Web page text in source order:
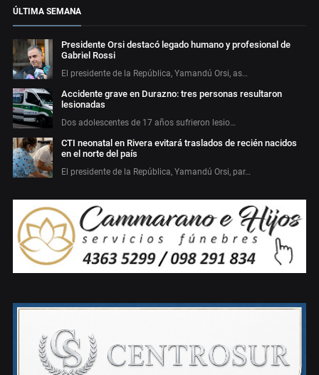
ÚLTIMA SEMANA
Presidente Orsi destacó legado humano y profesional de
Gabriel Rossi
El presidente de la República, Yamandú Orsi, as…
Accidente grave en Durazno: tres personas resultaron
lesionadas
Dos adolescentes de 17 años sufrieron lesio…
CTI neonatal en Rivera evitará traslados de recién nacidos
en el norte del país
El presidente de la República, Yamandú Orsi, par…